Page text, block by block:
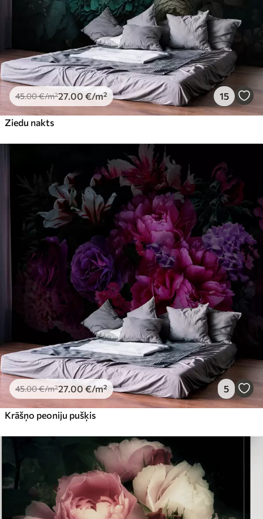
45.00€/m²27 .00 €/m² 15
Ziedu nakts
45.00€/m²27 .00 €/m² 5
Krāšņo peoniju pušķis